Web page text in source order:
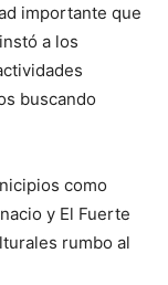
importante que
a los
buscando
como
y El Fuerte
rumbo al